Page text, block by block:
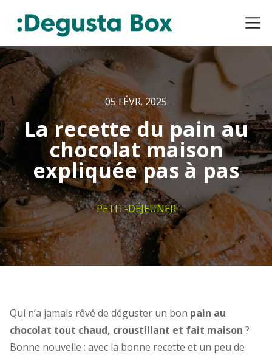
05 FÉVR. 2025
La recette du pain au
chocolat maison
expliquée pas à pas
PETIT-DÉJEUNER
Qui n’a jamais rêvé de déguster un bon pain au
chocolat tout chaud, croustillant et fait maison ?
Bonne nouvelle : avec la bonne recette et un peu de